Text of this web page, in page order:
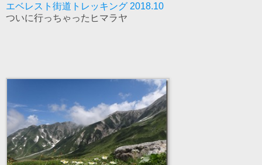
エベレスト街道トレッキング 2018.10
ついに行っちゃったヒマラヤ